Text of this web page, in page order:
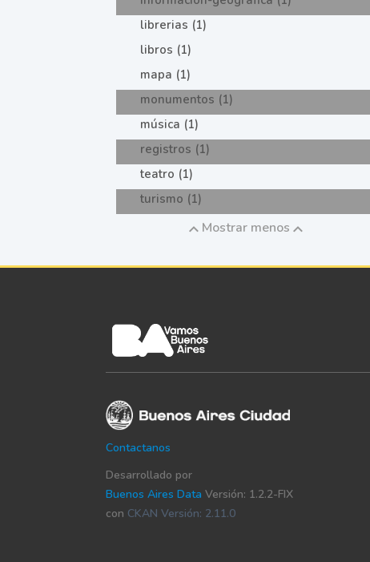
librerias (1)
libros (1)
mapa (1)
monumentos (1)
música (1)
registros (1)
teatro (1)
turismo (1)
Mostrar menos
Contactanos
Desarrollado por
Buenos Aires Data Versión: 1.2.2-FIX
con CKAN Versión: 2.11.0